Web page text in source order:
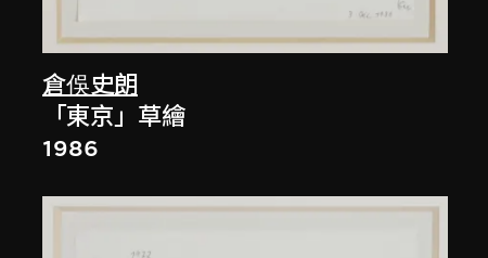
倉俁史朗
「東京」草繪
1986